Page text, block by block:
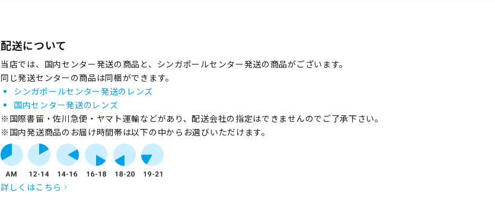
配送について
当店では、国内センター発送の商品と、シンガポールセンター発送の商品がございます。
同じ発送センターの商品は同梱ができます。
シンガポールセンター発送のレンズ
国内センター発送のレンズ
※国際書留・佐川急便・ヤマト運輸などがあり、配送会社の指定はできませんのでご了承下さい。
※国内発送商品のお届け時間帯は以下の中からお選びいただけます。
詳しくはこちら